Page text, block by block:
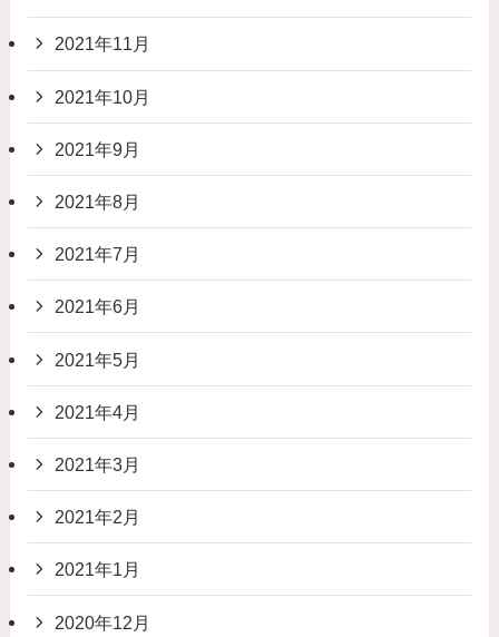
2021年11月
2021年10月
2021年9月
2021年8月
2021年7月
2021年6月
2021年5月
2021年4月
2021年3月
2021年2月
2021年1月
2020年12月